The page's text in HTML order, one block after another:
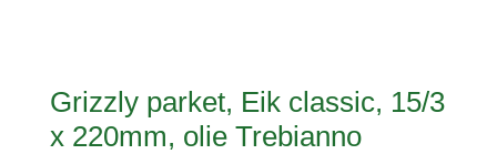
Grizzly parket, Eik classic, 15/3
x 220mm, olie Trebianno